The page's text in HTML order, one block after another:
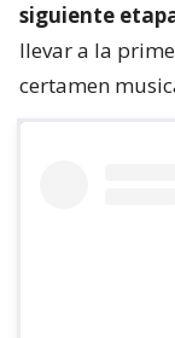
siguiente
llevar a la
certamen